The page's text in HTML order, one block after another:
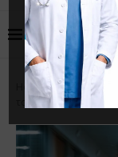
Home
το κονδύλι για τις